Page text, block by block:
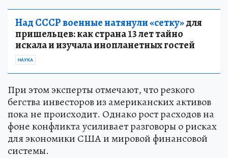
Над СССР военные натянули «сетку»для
пришельцев: как страна 13 лет тайно
искала и изучала инопланетных гостей
НАУКА
При этом эксперты отмечают, что резкого
бегства инвесторов из американских активов
пока не происходит. Однако рост расходов на
фоне конфликта усиливает разговоры о рисках
для экономики США и мировой финансовой
системы.